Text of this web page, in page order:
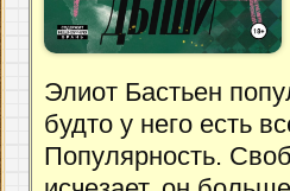
Элиот Бастьен
будто у него есть
Популярность.